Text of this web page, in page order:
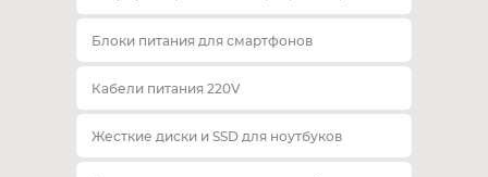
Блоки питания для смартфонов
Кабели питания 220V
Жесткие диски и SSD для ноутбуков